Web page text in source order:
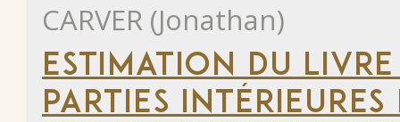
CARVER (Jonathan)
ESTIMATION DU
PARTIES